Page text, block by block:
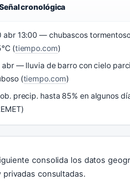
cronológica
abr 13:00 — chubascos
(tiempo.com)
abr — lluvia de barro con cielo
(tiempo.com)
precip. hasta 85% en algunos
consolida los datos
privadas consultadas.